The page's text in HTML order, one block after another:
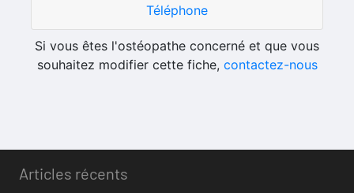
Téléphone
Si vous êtes l'ostéopathe concerné et que vous
souhaitez modifier cette fiche, contactez-nous
Articles récents